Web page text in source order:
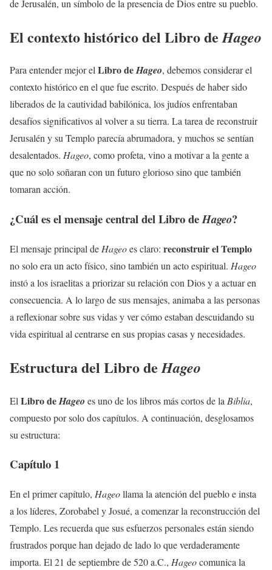
de Jerusalén, un símbolo de la presencia de Dios entre su pueblo.
El contexto histórico del Libro deHageo
Para entender mejor elLibro deHageo, debemos considerar el
contexto histórico en el que fue escrito. Después de haber sido
liberados de la cautividad babilónica, los judíos enfrentaban
desafíos significativos al volver a su tierra. La tarea de reconstruir
Jerusalén y su Templo parecía abrumadora, y muchos se sentían
desalentados. Hageo, como profeta, vino a motivar a la gente a
que no solo soñaran con un futuro glorioso sino que también
tomaran acción.
¿Cuál es el mensaje central del Libro deHageo?
El mensaje principal de Hageoes claro: reconstruir el Templo
no solo era un acto físico, sino también un acto espiritual. Hageo
instó a los israelitas a priorizar su relación con Dios y a actuar en
consecuencia. A lo largo de sus mensajes, animaba a las personas
a reflexionar sobre sus vidas y ver cómo estaban descuidando su
vida espiritual al centrarse en sus propias casas y necesidades.
Estructura del Libro deHageo
El Libro deHageo es uno de los libros más cortos de la Biblia,
compuesto por solo dos capítulos. A continuación, desglosamos
su estructura:
Capítulo 1
En el primer capítulo, Hageollama la atención del pueblo e insta
a los líderes, Zorobabel y Josué, a comenzar la reconstrucción del
Templo. Les recuerda que sus esfuerzos personales están siendo
frustrados porque han dejado de lado lo que verdaderamente
importa. El 21 de septiembre de 520 a.C., Hageocomunica la